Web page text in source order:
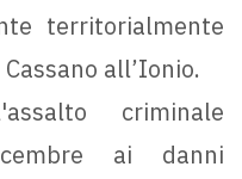
territorialmente
all’Ionio.
criminale
ai danni